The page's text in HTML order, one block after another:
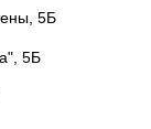
5Б
5Б